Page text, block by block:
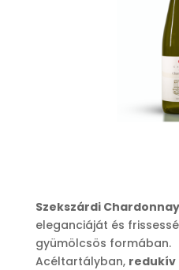
Szekszárdi Chardonnay
eleganciáját és
gyümölcsös formában.
Acéltartályban, redukív